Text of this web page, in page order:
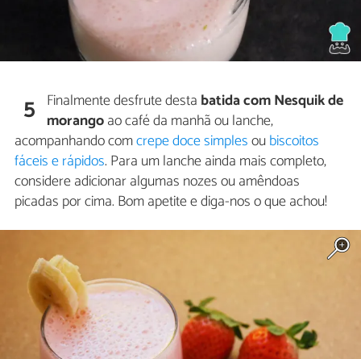
5 Finalmente desfrute desta batida com Nesquik de
morangoao café da manhã ou lanche,
acompanhando comcrepe doce simplesoubiscoitos
fáceis e rápidos. Para um lanche ainda mais completo,
considere adicionar algumas nozes ou amêndoas
picadas por cima. Bom apetite e diga-nos o que achou!